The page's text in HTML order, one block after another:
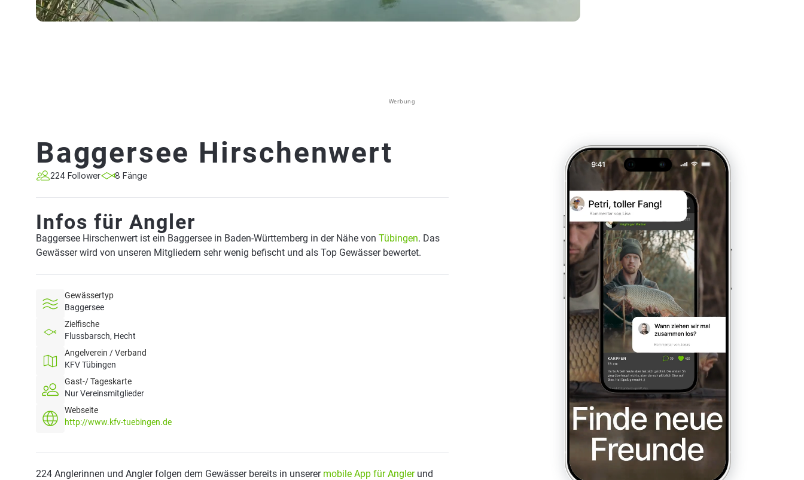
Werbung
Baggersee Hirschenwert
224 Follower 8 Fänge
Infos für Angler
Baggersee Hirschenwert ist ein Baggersee in Baden-Württemberg in der Nähe von Tübingen. Das
Gewässer wird von unseren Mitgliedern sehr wenig befischt und als Top Gewässer bewertet.
Gewässertyp
Baggersee
Zielfische
Flussbarsch, Hecht
Angelverein / Verband
KFV Tübingen
Gast-/ Tageskarte
Nur Vereinsmitglieder
Webseite
http://www.kfv-tuebingen.de
224 Anglerinnen und Angler folgen dem Gewässer bereits in unserer mobile App für Anglerund